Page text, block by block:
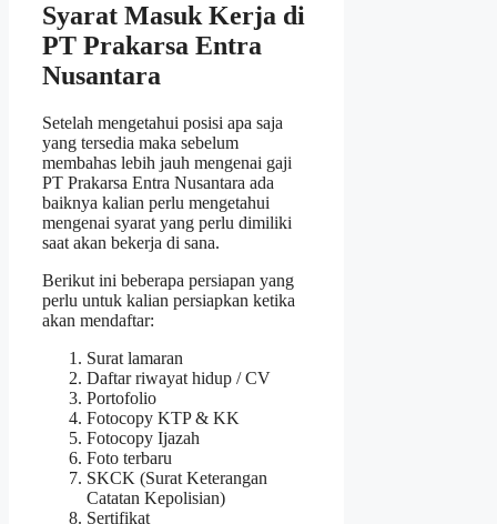
Syarat Masuk Kerja di
PT Prakarsa Entra
Nusantara
Setelah mengetahui posisi apa saja
yang tersedia maka sebelum
membahas lebih jauh mengenai gaji
PT Prakarsa Entra Nusantara ada
baiknya kalian perlu mengetahui
mengenai syarat yang perlu dimiliki
saat akan bekerja di sana.
Berikut ini beberapa persiapan yang
perlu untuk kalian persiapkan ketika
akan mendaftar:
Surat lamaran
Daftar riwayat hidup / CV
Portofolio
Fotocopy KTP & KK
Fotocopy Ijazah
Foto terbaru
SKCK (Surat Keterangan
Catatan Kepolisian)
Sertifikat